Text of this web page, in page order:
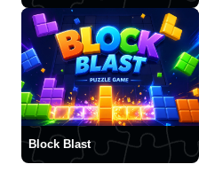
Block Blast